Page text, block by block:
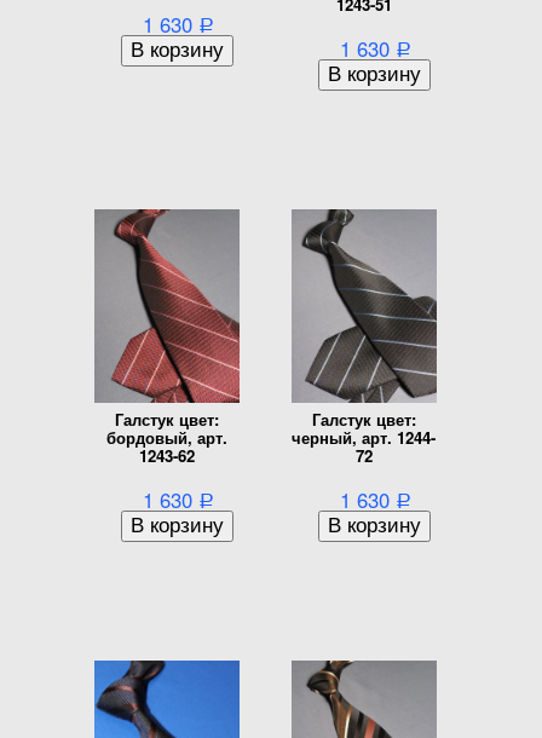
1 630 Р
1 630 Р
Галстук цвет:
бордовый, арт.
1243-62
1 630 Р
Галстук цвет:
черный, арт. 1244-
72
1 630 Р